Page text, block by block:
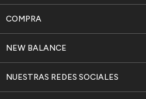
NEW BALANCE
COMPRA
NUESTRAS REDES SOCIALES